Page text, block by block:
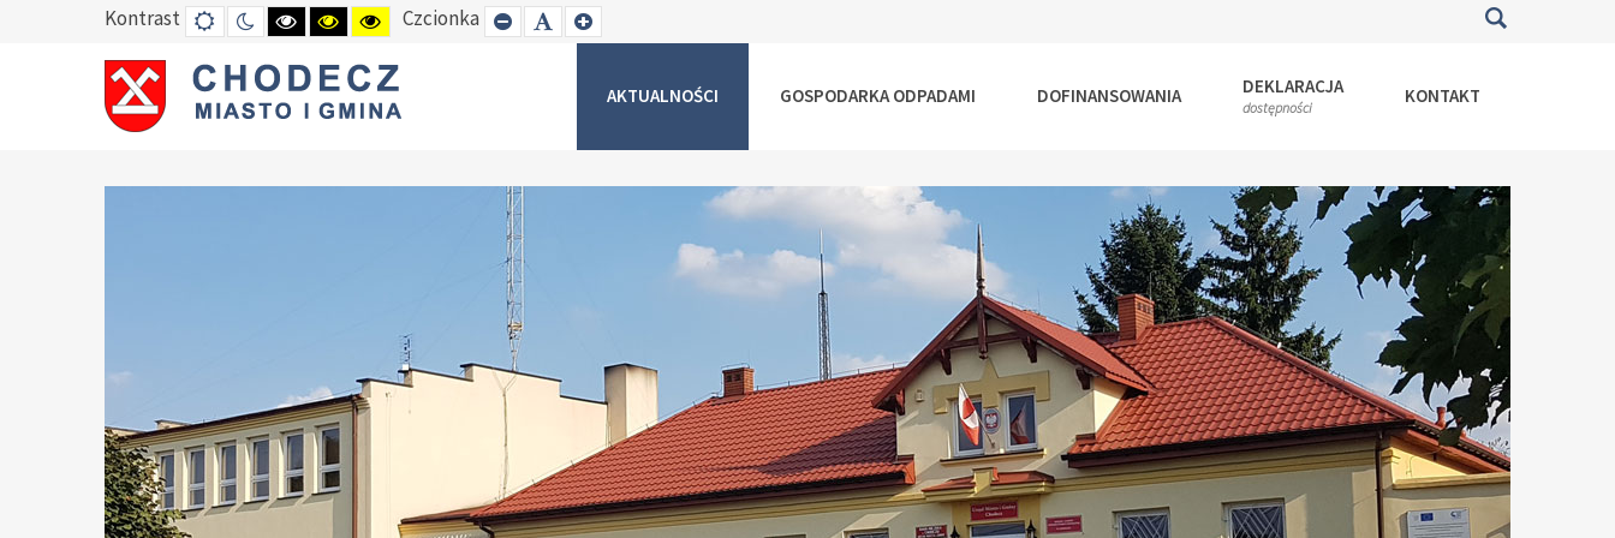
Kontrast DEFAULT
MODE
TRYB
NOCNY
HIGH
CONTRAST
BLACK
WHITE
MODE
HIGH
CONTRAST
BLACK
YELLOW
MODE
HIGH
CONTRAST
YELLOW
BLACK
MODE
Czcionka SET
SMALLER
SET
DEFAULT
SET
LARGER
AKTUALNOŚCI GOSPODARKA ODPADAMI DOFINANSOWANIA DEKLARACJA
dostępności KONTAKT